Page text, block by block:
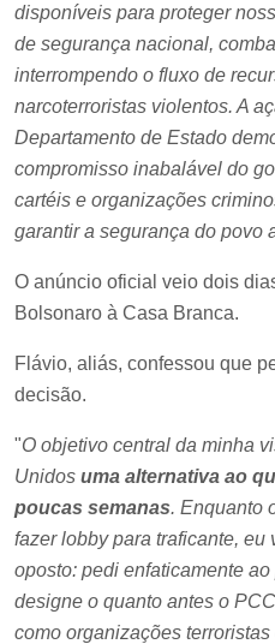
disponíveis para proteger
de segurança nacional,
interrompendo o fluxo de
narcoterroristas violentos. A
Departamento de Estado
compromisso inabalável do
cartéis e organizações
garantir a segurança do povo
O anúncio oficial veio dois
Bolsonaro à Casa Branca.
Flávio, aliás, confessou que
decisão.
"O objetivo central da minha
Unidos uma alternativa ao
poucas semanas. Enquanto
fazer lobby para traficante, eu
oposto: pedi enfaticamente
designe o quanto antes o
como organizações